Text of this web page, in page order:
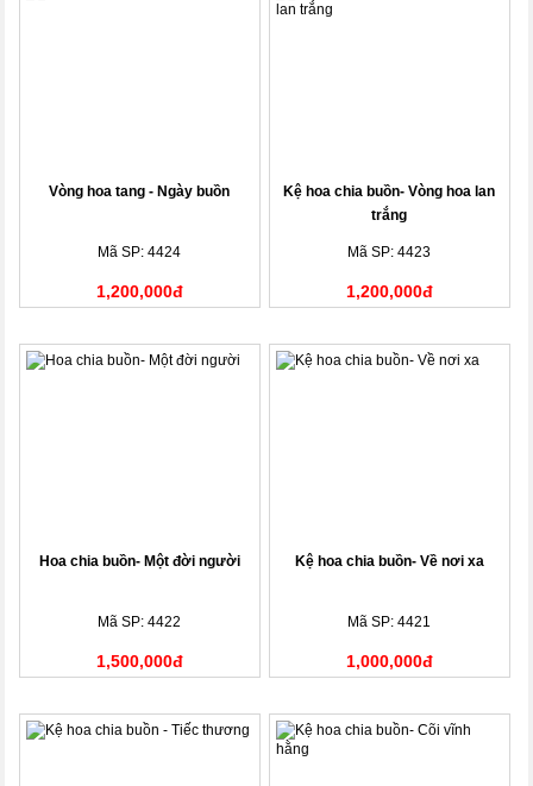
Vòng hoa tang - Ngày buồn
Mã SP: 4424
1,200,000đ
Kệ hoa chia buồn- Vòng hoa lan
trắng
Mã SP: 4423
1,200,000đ
Hoa chia buồn- Một đời người
Mã SP: 4422
1,500,000đ
Kệ hoa chia buồn- Về nơi xa
Mã SP: 4421
1,000,000đ